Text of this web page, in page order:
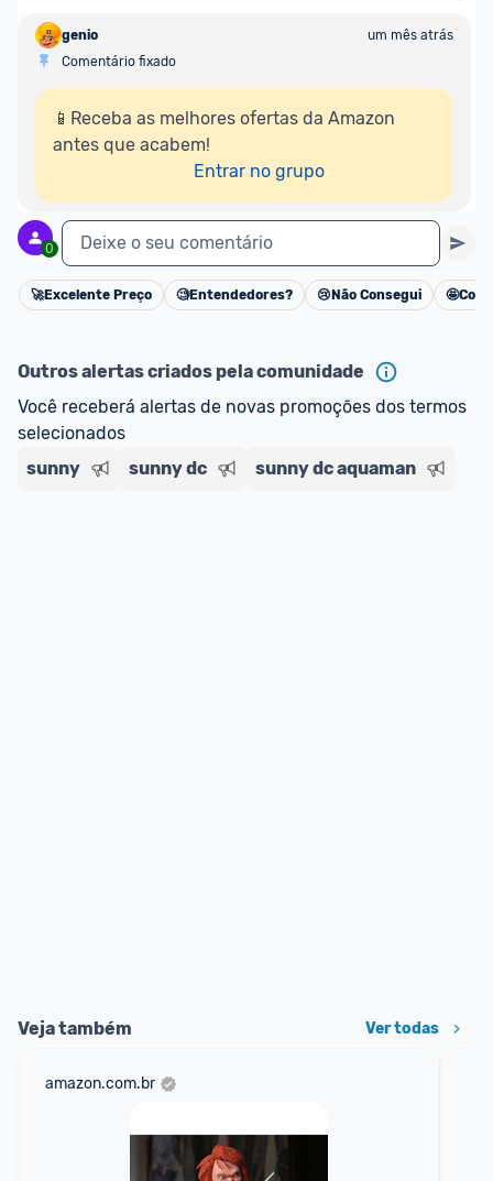
genio
um mês atrás
Comentário fixado
📱Receba as melhores ofertas da Amazon
antes que acabem!
Entrar no grupo
0 Deixe o seu comentário
Cancelar
🚀Excelente Preço 🧐Entendedores? 😢 Não Consegui 🤩
Outros alertas criados pela comunidade
Você receberá alertas de novas promoções dos termos
selecionados
sunny
sunny dc sunny dc aquaman
Veja também Ver todas
amazon.com.br